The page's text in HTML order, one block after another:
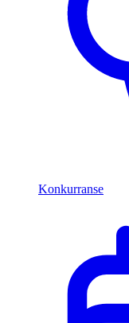
Konkurranse